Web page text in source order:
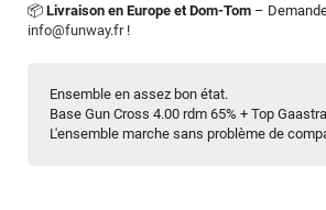
Ensemble en assez bon état.
Base Gun Cross 4.00 rdm 65% + Top
L'ensemble marche sans problème de
📦 Livraison en Europe et Dom-Tom –
info@funway.fr!